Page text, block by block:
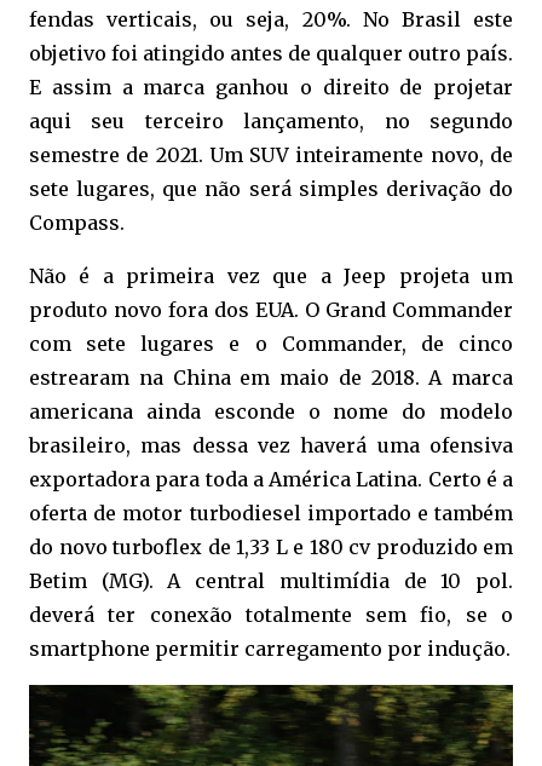
fendas verticais, ou seja, 20%. No Brasil este
objetivo foi atingido antes de qualquer outro país.
E assim a marca ganhou o direito de projetar
aqui seu terceiro lançamento, no segundo
semestre de 2021. Um SUV inteiramente novo, de
sete lugares, que não será simples derivação do
Compass.
Não é a primeira vez que a Jeep projeta um
produto novo fora dos EUA. O Grand Commander
com sete lugares e o Commander, de cinco
estrearam na China em maio de 2018. A marca
americana ainda esconde o nome do modelo
brasileiro, mas dessa vez haverá uma ofensiva
exportadora para toda a América Latina. Certo é a
oferta de motor turbodiesel importado e também
do novo turboflex de 1,33 L e 180 cv produzido em
Betim (MG). A central multimídia de 10 pol.
deverá ter conexão totalmente sem fio, se o
smartphone permitir carregamento por indução.